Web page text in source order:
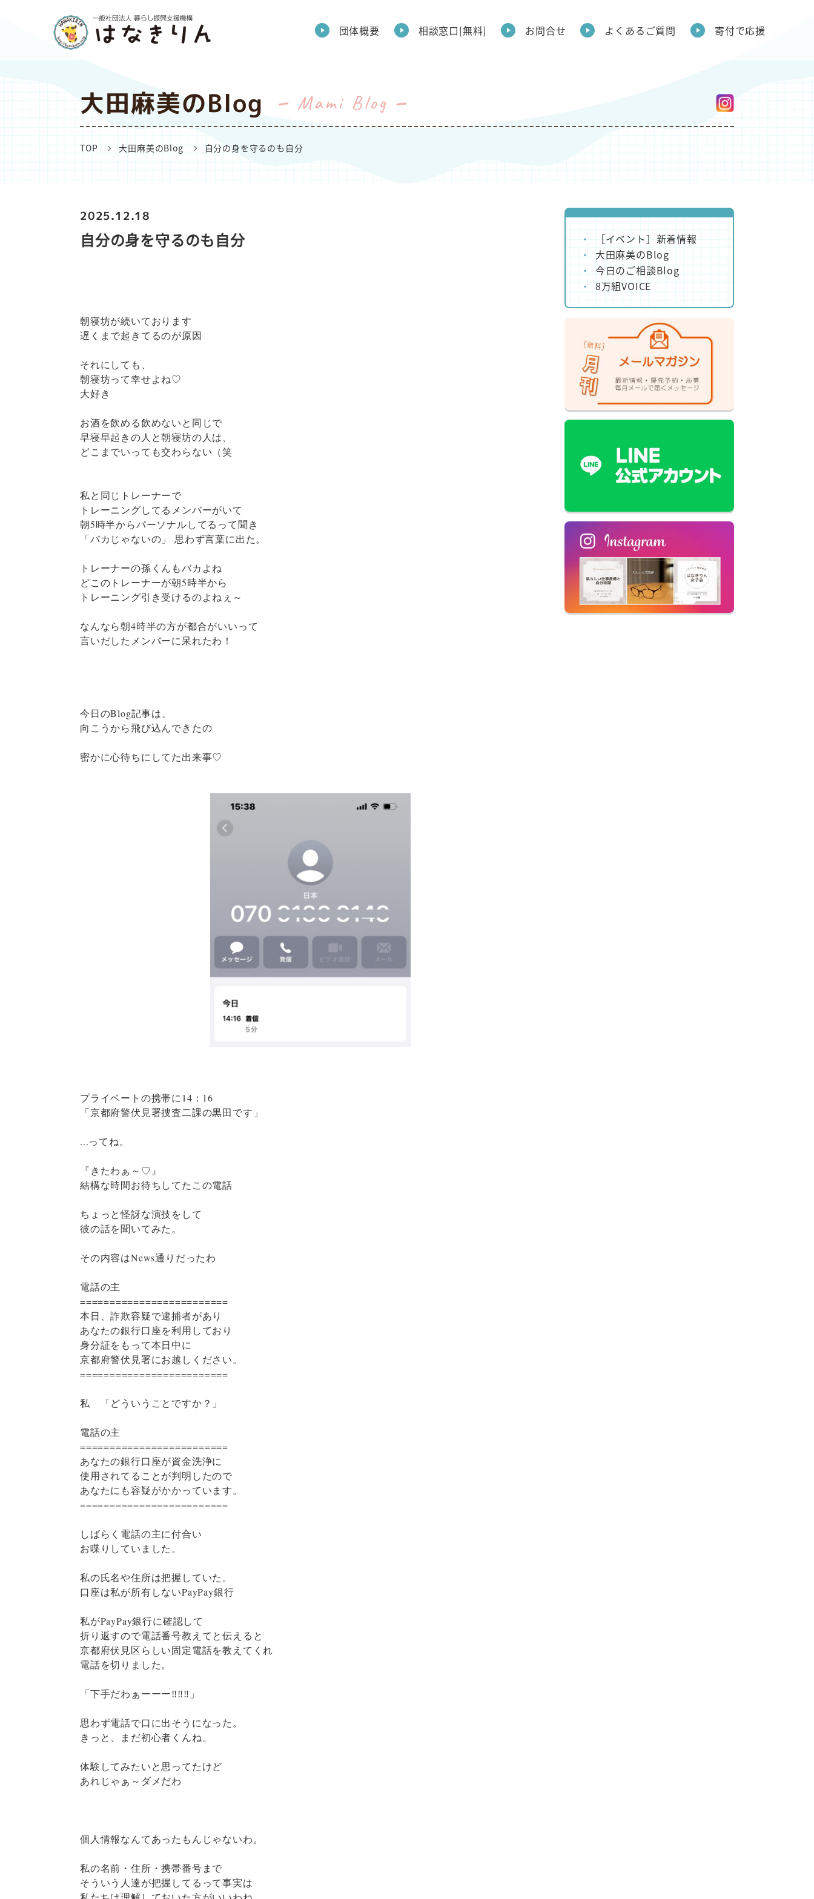
団体概要 相談窓口[無料] お問合せ よくあるご質問 寄付で応援
大田麻美のBlog Mami Blog
TOP 大田麻美のBlog 自分の身を守るのも自分
2025.12.18
自分の身を守るのも自分
朝寝坊が続いております
遅くまで起きてるのが原因
それにしても、
朝寝坊って幸せよね♡
大好き
お酒を飲める飲めないと同じで
早寝早起きの人と朝寝坊の人は、
どこまでいっても交わらない（笑
私と同じトレーナーで
トレーニングしてるメンバーがいて
朝5時半からパーソナルしてるって聞き
「バカじゃないの」 思わず言葉に出た。
トレーナーの孫くんもバカよね
どこのトレーナーが朝5時半から
トレーニング引き受けるのよねぇ～
なんなら朝4時半の方が都合がいいって
言いだしたメンバーに呆れたわ！
今日のBlog記事は、
向こうから飛び込んできたの
密かに心待ちにしてた出来事♡
プライベートの携帯に14：16
「京都府警伏見署捜査二課の黒田です」
...ってね。
『きたわぁ～♡』
結構な時間お待ちしてたこの電話
ちょっと怪訝な演技をして
彼の話を聞いてみた。
その内容はNews通りだったわ
電話の主
=========================
本日、詐欺容疑で逮捕者があり
あなたの銀行口座を利用しており
身分証をもって本日中に
京都府警伏見署にお越しください。
=========================
私 「どういうことですか？」
電話の主
=========================
あなたの銀行口座が資金洗浄に
使用されてることが判明したので
あなたにも容疑がかかっています。
=========================
しばらく電話の主に付合い
お喋りしていました。
私の氏名や住所は把握していた。
口座は私が所有しないPayPay銀行
私がPayPay銀行に確認して
折り返すので電話番号教えてと伝えると
京都府伏見区らしい固定電話を教えてくれ
電話を切りました。
「下手だわぁーーー‼‼‼」
思わず電話で口に出そうになった。
きっと、まだ初心者くんね。
体験してみたいと思ってたけど
あれじゃぁ～ダメだわ
個人情報なんてあったもんじゃないわ。
私の名前・住所・携帯番号まで
そういう人達が把握してるって事実は
［イベント］新着情報
大田麻美のBlog
今日のご相談Blog
8万組VOICE